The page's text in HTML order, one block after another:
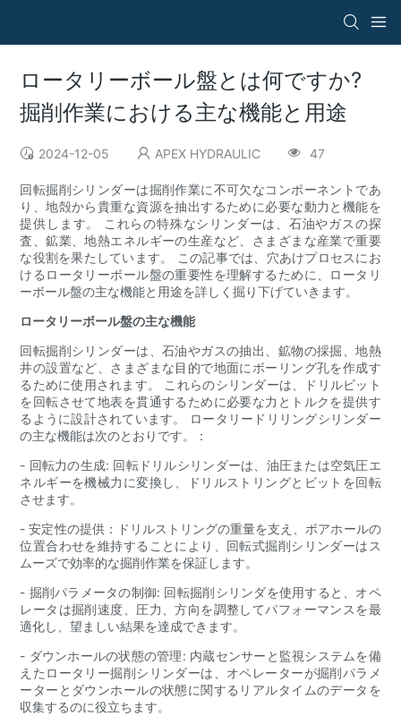
ロータリーボール盤とは何ですか?
掘削作業における主な機能と用途
2024-12-05 APEX HYDRAULIC 47
回転掘削シリンダーは掘削作業に不可欠なコンポーネントであ
り、地殻から貴重な資源を抽出するために必要な動力と機能を
提供します。 これらの特殊なシリンダーは、石油やガスの探
査、鉱業、地熱エネルギーの生産など、さまざまな産業で重要
な役割を果たしています。 この記事では、穴あけプロセスにお
けるロータリーボール盤の重要性を理解するために、ロータリ
ーボール盤の主な機能と用途を詳しく掘り下げていきます。
ロータリーボール盤の主な機能
回転掘削シリンダーは、石油やガスの抽出、鉱物の採掘、地熱
井の設置など、さまざまな目的で地面にボーリング孔を作成す
るために使用されます。 これらのシリンダーは、ドリルビット
を回転させて地表を貫通するために必要な力とトルクを提供す
るように設計されています。 ロータリードリリングシリンダー
の主な機能は次のとおりです。：
- 回転力の生成: 回転ドリルシリンダーは、油圧または空気圧エ
ネルギーを機械力に変換し、ドリルストリングとビットを回転
させます。
- 安定性の提供：ドリルストリングの重量を支え、ボアホールの
位置合わせを維持することにより、回転式掘削シリンダーはス
ムーズで効率的な掘削作業を保証します。
- 掘削パラメータの制御: 回転掘削シリンダを使用すると、オペ
レータは掘削速度、圧力、方向を調整してパフォーマンスを最
適化し、望ましい結果を達成できます。
- ダウンホールの状態の管理: 内蔵センサーと監視システムを備
えたロータリー掘削シリンダーは、オペレーターが掘削パラメ
ーターとダウンホールの状態に関するリアルタイムのデータを
収集するのに役立ちます。